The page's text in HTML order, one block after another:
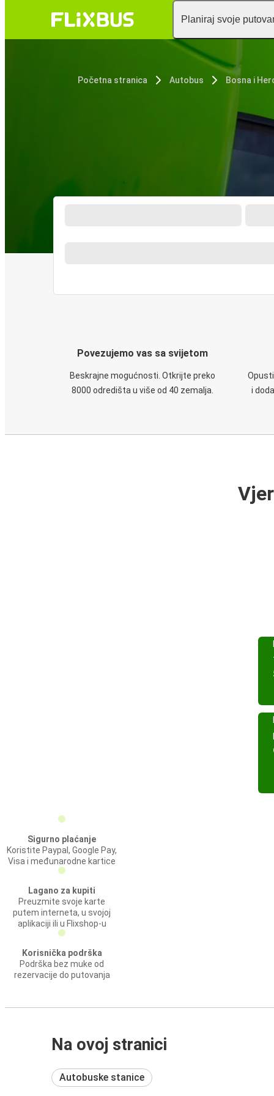
Planiraj svoje
Početna stranica Autobus Bosna i
Povezujemo vas sa svijetom
Beskrajne mogućnosti. Otkrijte preko
8000 odredišta u više od 40 zemalja.
i
Sigurno plaćanje
Koristite Paypal, Google Pay,
Visa i međunarodne kartice
Lagano za kupiti
Preuzmite svoje karte
putem interneta, u svojoj
aplikaciji ili u Flixshop-u
Korisnička podrška
Podrška bez muke od
rezervacije do putovanja
Na ovoj stranici
Autobuske stanice